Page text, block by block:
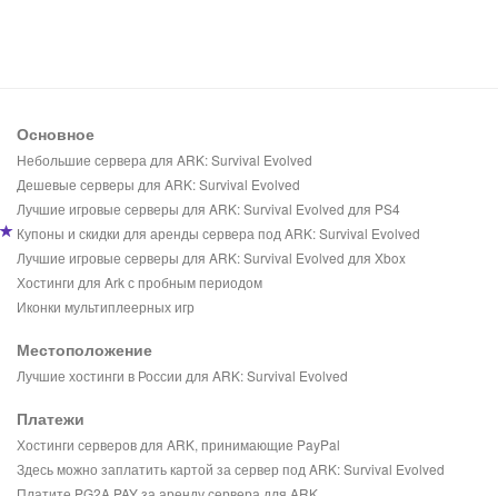
Основное
Небольшие сервера для ARK: Survival Evolved
Дешевые серверы для ARK: Survival Evolved
Лучшие игровые серверы для ARK: Survival Evolved для PS4
Купоны и скидки для аренды сервера под ARK: Survival Evolved
Лучшие игровые серверы для ARK: Survival Evolved для Xbox
Хостинги для Ark с пробным периодом
Иконки мультиплеерных игр
Местоположение
Лучшие хостинги в России для ARK: Survival Evolved
Платежи
Хостинги серверов для ARK, принимающие PayPal
Здесь можно заплатить картой за сервер под ARK: Survival Evolved